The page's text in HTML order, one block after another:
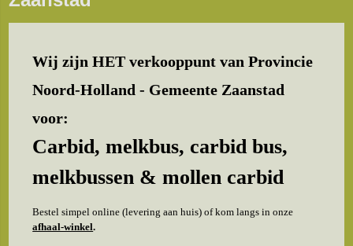
Wij zijn HET verkooppunt van Provincie
Noord-Holland - Gemeente Zaanstad
voor:
Carbid, melkbus, carbid bus,
melkbussen & mollen carbid
Bestel simpel online (levering aan huis) of kom langs in onze
afhaal-winkel.